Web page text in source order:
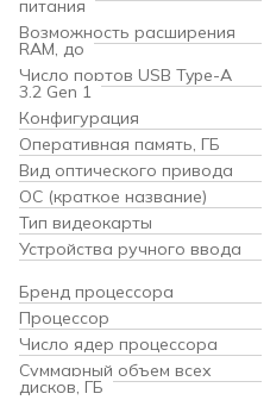
питания
Возможность расширения
RAM, до
Число портов USB Type-A
3.2 Gen 1
Конфигурация
Оперативная память, ГБ
Вид оптического привода
ОС (краткое название)
Тип видеокарты
Устройства ручного ввода
Бренд процессора
Процессор
Число ядер процессора
Суммарный объем всех
дисков, ГБ